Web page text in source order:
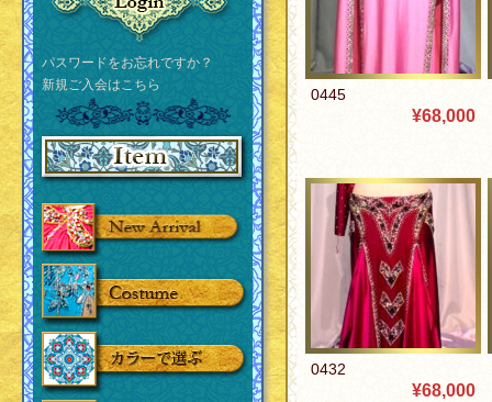
0445
¥68,000
0432
¥68,000
パスワードをお忘れですか？
新規ご入会はこちら